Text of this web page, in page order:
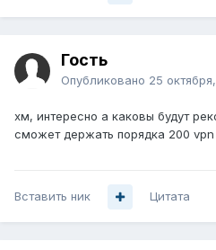
Гость
Опубликовано 25
хм, интересно а каковы будут
сможет держать порядка 200
Вставить ник Цитата